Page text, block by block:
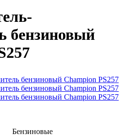
бензиновый
Бензиновые